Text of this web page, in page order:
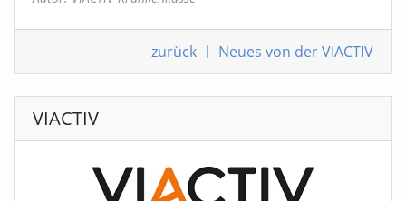
zurück | Neues von der VIACTIV
VIACTIV